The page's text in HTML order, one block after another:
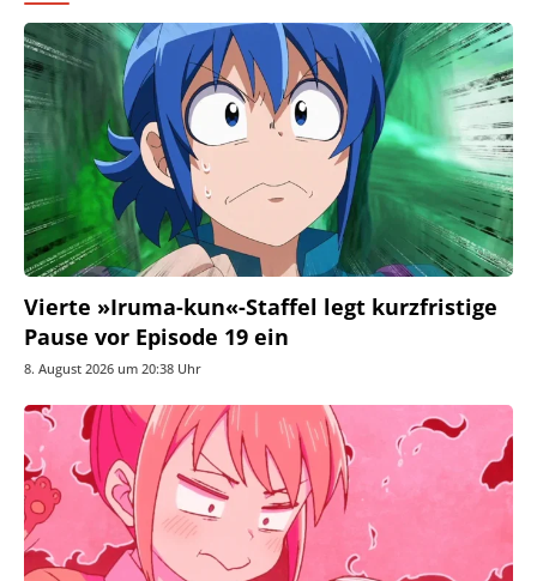
Vierte »Iruma-kun«-Staffel legt kurzfristige
Pause vor Episode 19 ein
8. August 2026 um 20:38 Uhr